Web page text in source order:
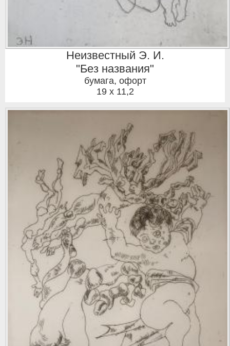
Неизвестный Э. И.
"Без названия"
бумага, офорт
19 x 11,2